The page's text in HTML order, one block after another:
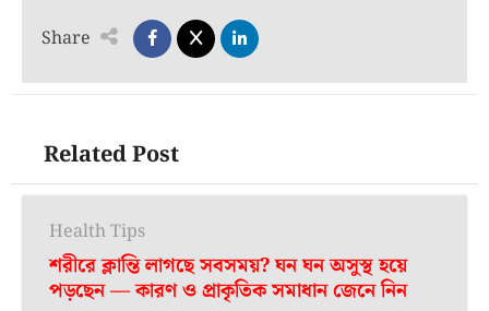
5
Share
Related Post
Health Tips
শরীরে ক্লান্তি লাগছে সবসময়? ঘন ঘন অসুস্থ হয়ে
পড়ছেন — কারণ ও প্রাকৃতিক সমাধান জেনে নিন